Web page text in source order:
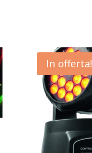
In offerta!